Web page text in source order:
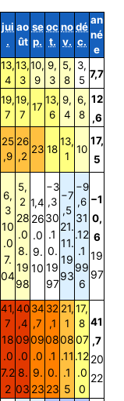
jui
.
ao
ût
se
p.
oc
t.
no
v.
dé
c.
an
né
e
13,
4
13,
3
10,
9
9,
3
5,
8
3,
5 7,7
19,
7
19,
7
17
13,
6
9,
4
6,
8
12
,6
25
,9
26
,2
23 18
13,
1
10
17,
5
6,
3
10
.0
7.
04
5,
2
28
.0
8.
19
98
1,4
26
.0
9.
10
−3
,3
30
.1
0.
19
97
−7
,5
21.
11.
19
93
−9
,6
31
.12
.1
99
6
−1
0,
6
19
97
41,
7
18
.0
7.2
2
40
,4
09
.0
8.
03
34
,7
09
.0
9.
23
32
,1
08
.1
0.
23
21,
1
08
.11
.1
5
17,
8
07
.12
.0
0
41
,7
20
22